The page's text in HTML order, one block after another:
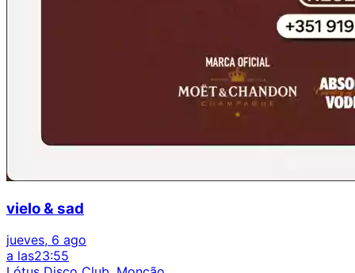
vielo & sad
jueves, 6 ago
a las23:55